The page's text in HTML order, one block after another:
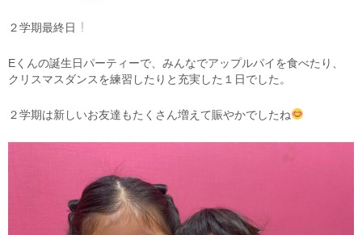
２学期最終日
Eくんの誕生日パーティーで、みんなでアップルパイを食べたり、
クリスマスダンスを練習したりと充実した１日でした。
２学期は新しいお友達もたくさん増えて賑やかでしたね